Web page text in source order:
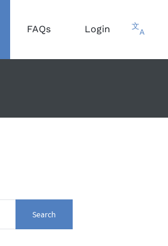
FAQs Login 文
A
Search